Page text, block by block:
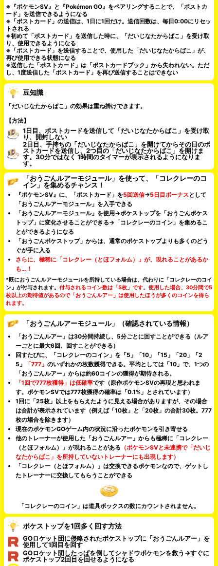
※『ポケモンSV』と『Pokémon GO』をペアリングすることで、「ポストカ
ード」を送信できるようになる
※「ポストカード」の送信は、1日に1回だけ。送信回数は、毎日0:00にリセッ
トされる
※初めて「ポストカード」を送信した時に、「だいじなたからばこ」を受け取
り、使用できるようになる
※「ポストカード」を送信することで、使用した「だいじなたからばこ」が、
再び使用できる状態になる
※送信した「ポストカード」は「ポストカードブック」から失われない。ただ
し、1度送信した「ポストカード」を再び送信することはできない
豆知識
「だいじなたからばこ」の効果は重ね掛けできます。
【方法】
1日目、ポストカードを送信して「だいじなたからばこ」を受け取
り、開封しない
2日目、手持ちの「だいじなたからばこ」を開けてからその日のポ
ストカードを送信し、2つ目の「だいじなたからばこ」を開けま
す。30分ではなく 1時間のタイマーが表示されるようになりま
す。
「おうごんルアーモジュール」を使って、「コレクレーのコ
イン」を集めるチャンス！
『ポケモンSV』に、「ポストカード」を5回送信→5日目ボーナス として
「おうごんルアーモジュール」を入手できる
「おうごんルアーモジュール」を使用→ポケストップを「おうごんポケス
トップ」に変化させることができる→「コレクレーのコイン」を集めるこ
とができるようになる
「おうごんポケストップ」からは、通常のポケストップよりも多くのどう
ぐが手に入る
さらに、極稀に「コレクレー（とほフォルム）」が、現れることがあるか
も…！
*既におうごんルアーモジュールを所持している場合は、代わりに「コレクレーのコイ
ン」が付与されます。 付与されるコイン数は「5枚」です。使用した場合、30分間で5
枚以上の期待値があるので「おうごんルアー」は使用したほうが多くのコインを得ら
れます。
「おうごんルアーモジュール」（確認されている情報）
「おうごんルアー」は30分間持続し、5分ごとに回すことができる（ルア
ーごとに最大6回、回すことができる）
回すたびに、「コレクレーのコイン」を「5」「10」「15」「20」「2
5」
「777」のいずれかの枚数獲得できる。平均としては「10」で、1つの
「おうごんルアー」からは約60コインの獲得が期待される。
「1回で777枚獲得」は低確率です（原作ポケモンSVの再現と思われま
す。ポケモンSVでは777枚獲得の確率は「0.1%」とされています）
1回に「25枚」以上をもらえたように見える場合がありますが、その場合
は合計が表示されています（例えば「10枚」と「20枚」の合計30枚。777
枚の場合を除きます）
現在のポケモンGOゲーム内の状況に沿ったポケモンを引き寄せる
他のトレーナーが使用した「おうごんルアー」からも極稀に「コレクレー
（とほフォルム）」が現れることがある （ポケモンSVと未連携で「だいじ
なたからばこ」を所持していないトレーナーにも出現します）
「コレクレー（とほフォルム）」は交換できるポケモンなので、ゲットし
たトレーナーに交換してもらうことができる
「コレクレーのコイン」は道具ボックスの数にカウントされません。
ポケストップを1回多く回す方法
GOロケット団に侵略されたポケストップに「おうごんルアー」を
使用して1回目を回す
GOロケット団したっぱを倒してシャドウポケモンを救う→すぐに
ポケストップ2回目を回せるようになる